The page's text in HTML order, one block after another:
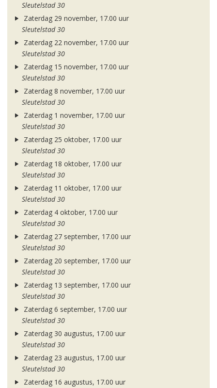
Sleutelstad 30
Zaterdag 29 november, 17.00 uur
Sleutelstad 30
Zaterdag 22 november, 17.00 uur
Sleutelstad 30
Zaterdag 15 november, 17.00 uur
Sleutelstad 30
Zaterdag 8 november, 17.00 uur
Sleutelstad 30
Zaterdag 1 november, 17.00 uur
Sleutelstad 30
Zaterdag 25 oktober, 17.00 uur
Sleutelstad 30
Zaterdag 18 oktober, 17.00 uur
Sleutelstad 30
Zaterdag 11 oktober, 17.00 uur
Sleutelstad 30
Zaterdag 4 oktober, 17.00 uur
Sleutelstad 30
Zaterdag 27 september, 17.00 uur
Sleutelstad 30
Zaterdag 20 september, 17.00 uur
Sleutelstad 30
Zaterdag 13 september, 17.00 uur
Sleutelstad 30
Zaterdag 6 september, 17.00 uur
Sleutelstad 30
Zaterdag 30 augustus, 17.00 uur
Sleutelstad 30
Zaterdag 23 augustus, 17.00 uur
Sleutelstad 30
Zaterdag 16 augustus, 17.00 uur